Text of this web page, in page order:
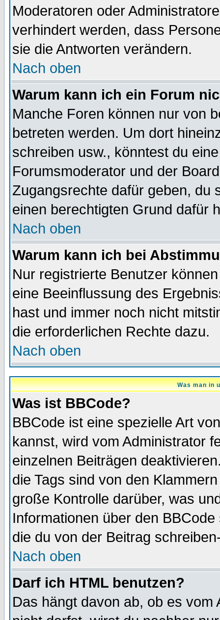
Moderatoren oder
verhindert werden, dass
sie die Antworten verändern.
Nach oben
Warum kann ich ein Forum
Manche Foren können nur von
betreten werden. Um dort
schreiben usw., könntest du
Forumsmoderator und der
Zugangsrechte dafür geben, du
einen berechtigten Grund dafür
Nach oben
Warum kann ich bei
Nur registrierte Benutzer
eine Beeinflussung des
hast und immer noch nicht
die erforderlichen Rechte dazu.
Nach oben
Was man in
Was ist BBCode?
BBCode ist eine spezielle Art
kannst, wird vom Administrator
einzelnen Beiträgen
die Tags sind von den
große Kontrolle darüber, was
Informationen über den
die du von der Beitrag
Nach oben
Darf ich HTML benutzen?
Das hängt davon ab, ob es